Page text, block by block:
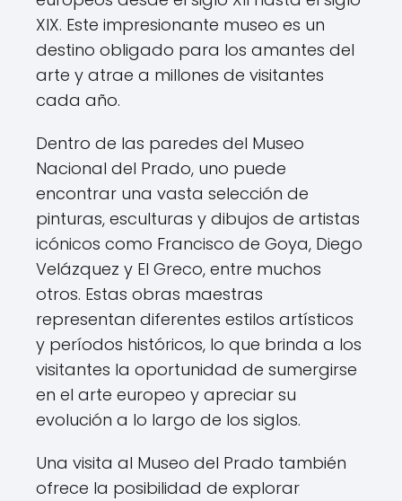
XIX. Este impresionante museo es un
destino obligado para los amantes del
arte y atrae a millones de visitantes
cada año.
Dentro de las paredes del Museo
Nacional del Prado, uno puede
encontrar una vasta selección de
pinturas, esculturas y dibujos de artistas
icónicos como Francisco de Goya, Diego
Velázquez y El Greco, entre muchos
otros. Estas obras maestras
representan diferentes estilos artísticos
y períodos históricos, lo que brinda a los
visitantes la oportunidad de sumergirse
en el arte europeo y apreciar su
evolución a lo largo de los siglos.
Una visita al Museo del Prado también
ofrece la posibilidad de explorar